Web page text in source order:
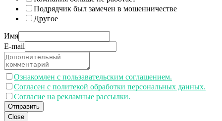
Подрядчик был замечен в мошенничестве
Другое
Имя
E-mail
Ознакомлен с пользавательским соглашением.
Согласен с политекой обработки персональных данных.
Согласие на рекламные рассылки.
Отправить
Close